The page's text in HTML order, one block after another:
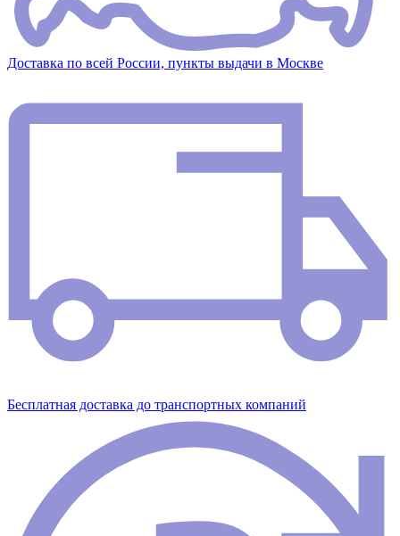
Доставка по всей России, пункты выдачи в Москве
Бесплатная доставка до транспортных компаний